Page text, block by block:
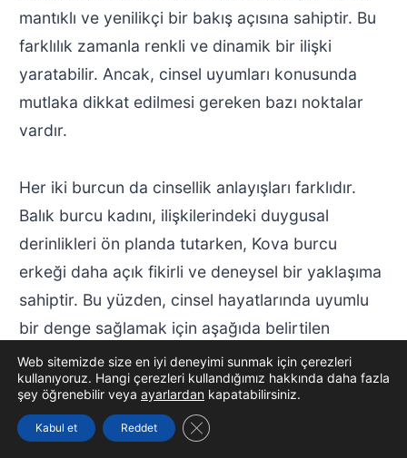
mantıklı ve yenilikçi bir bakış açısına sahiptir. Bu
farklılık zamanla renkli ve dinamik bir ilişki
yaratabilir. Ancak, cinsel uyumları konusunda
mutlaka dikkat edilmesi gereken bazı noktalar
vardır.
Her iki burcun da cinsellik anlayışları farklıdır.
Balık burcu kadını, ilişkilerindeki duygusal
derinlikleri ön planda tutarken, Kova burcu
erkeği daha açık fikirli ve deneysel bir yaklaşıma
sahiptir. Bu yüzden, cinsel hayatlarında uyumlu
bir denge sağlamak için aşağıda belirtilen
maddeleri göz önünde bulundurmalılar.
Hedef İletişim
Web sitemizde size en iyi deneyimi sunmak için çerezleri
kullanıyoruz. Hangi çerezleri kullandığımız hakkında daha fazla
şey öğrenebilir veya ayarlardan kapatabilirsiniz.
Kabul et Reddet GDPR çerez şeridini kapat